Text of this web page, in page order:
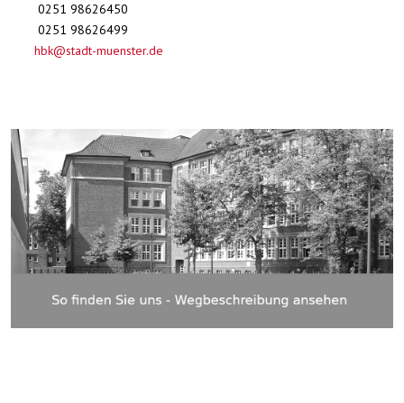
0251 98626450
0251 98626499
hbk@stadt-muenster.de